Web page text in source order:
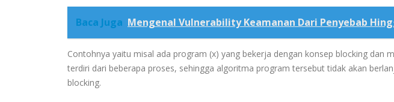
Baca Juga Mengenal Vulnerability Keamanan Dari Penyebab
Contohnya yaitu misal ada program (x) yang bekerja dengan konsep blocking dan
terdiri dari beberapa proses, sehingga algoritma program tersebut tidak akan
blocking.